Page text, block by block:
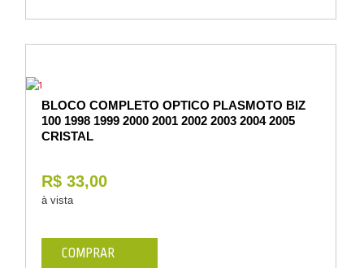
BLOCO COMPLETO OPTICO PLASMOTO BIZ
100 1998 1999 2000 2001 2002 2003 2004 2005
CRISTAL
R$ 33,00
à vista
COMPRAR